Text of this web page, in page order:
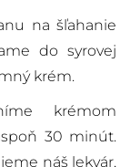
na šľahanie
do syrovej
krém.
krémom
30 minút.
náš lekvár,